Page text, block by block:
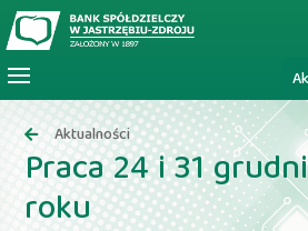
Aktualności
Praca 24 i 31
roku